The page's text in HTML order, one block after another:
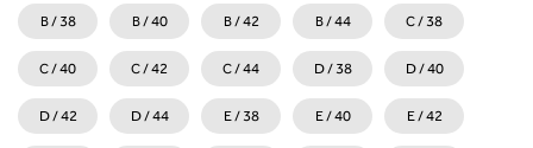
B / 38 B / 40 B / 42 B / 44 C / 38
C / 40 C / 42 C / 44 D / 38 D / 40
D / 42 D / 44 E / 38 E / 40 E / 42